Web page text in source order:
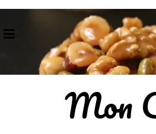
content
Mon